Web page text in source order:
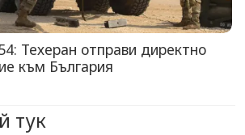
Техеран отправи директно
към България
тук